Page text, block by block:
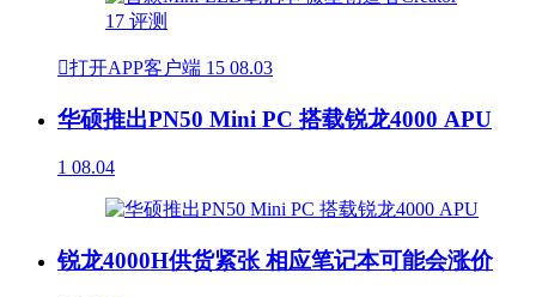
打开APP客户端 15 08.03
华硕推出PN50 Mini PC 搭载锐龙4000 APU
1 08.04
锐龙4000H供货紧张 相应笔记本可能会涨价